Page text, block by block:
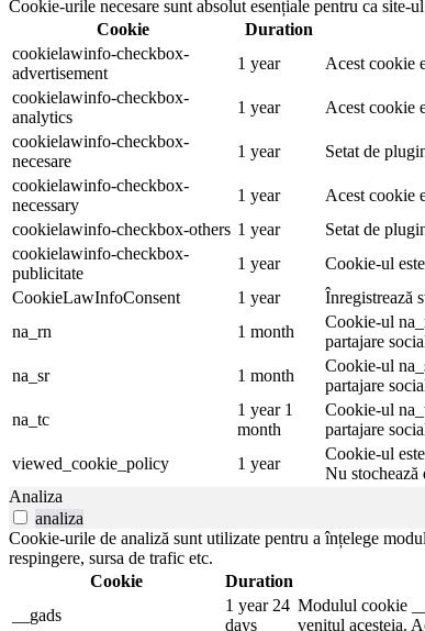
Cookie-urile necesare sunt absolut esențiale pentru ca
Cookie
Duration
cookielawinfo-checkbox-
advertisement
1 year
Acest cookie
cookielawinfo-checkbox-
analytics
1 year
Acest cookie
cookielawinfo-checkbox-
necesare
1 year
Setat de
cookielawinfo-checkbox-
necessary
1 year
Acest cookie
cookielawinfo-checkbox-others 1 year
Setat de
cookielawinfo-checkbox-
publicitate
1 year
Cookie-ul
CookieLawInfoConsent
1 year
Înregistrează
na_rn
1 month
Cookie-ul
partajare
na_sr
1 month
Cookie-ul
partajare
na_tc
1 year 1
month
Cookie-ul
partajare
viewed_cookie_policy
1 year
Cookie-ul
Nu stochează
Analiza
analiza
Cookie-urile de analiză sunt utilizate pentru a înțelege
respingere, sursa de trafic etc.
Cookie
Duration
__gads
1 year 24
days
Modulul cookie
venitul acesteia.